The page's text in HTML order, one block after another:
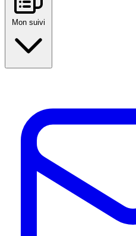
Mon suivi